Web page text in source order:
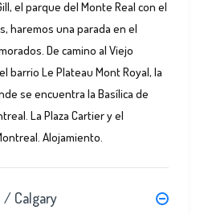
el parque del Monte Real con el
haremos una parada en el
De camino al Viejo
barrio Le Plateau Mont Royal, la
se encuentra la Basílica de
La Plaza Cartier y el
Alojamiento.
/ Calgary